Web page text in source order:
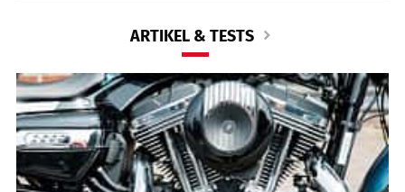
ARTIKEL & TESTS